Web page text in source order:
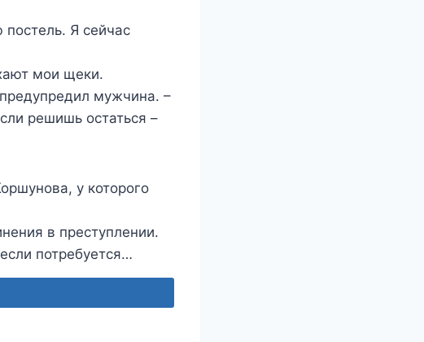
Я сейчас
мои щеки.
мужчина. –
решишь остаться –
у которого
в преступлении.
потребуется…